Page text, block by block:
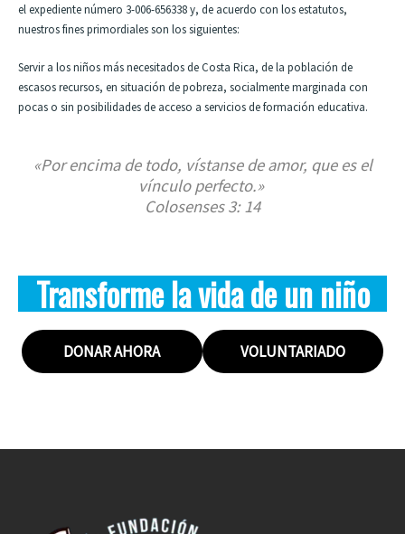
el expediente número 3-006-656338 y, de acuerdo con los estatutos,
nuestros fines primordiales son los siguientes:
Servir a los niños más necesitados de Costa Rica, de la población de
escasos recursos, en situación de pobreza, socialmente marginada con
pocas o sin posibilidades de acceso a servicios de formación educativa.
«Por encima de todo, vístanse de amor, que es el
vínculo perfecto.»
Colosenses 3: 14
Transforme la vida de un niño
DONAR AHORA VOLUNTARIADO